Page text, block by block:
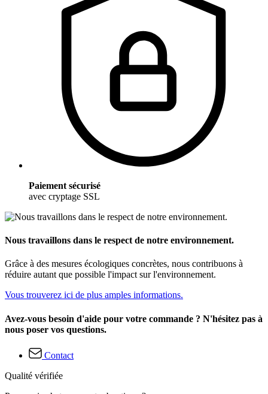
Paiement sécurisé
avec cryptage SSL
Nous travaillons dans le respect de notre environnement.
Grâce à des mesures écologiques concrètes, nous contribuons à
réduire autant que possible l'impact sur l'environnement.
Vous trouverez ici de plus amples informations.
Avez-vous besoin d'aide pour votre commande ? N'hésitez pas à
nous poser vos questions.
Contact
Qualité vérifiée